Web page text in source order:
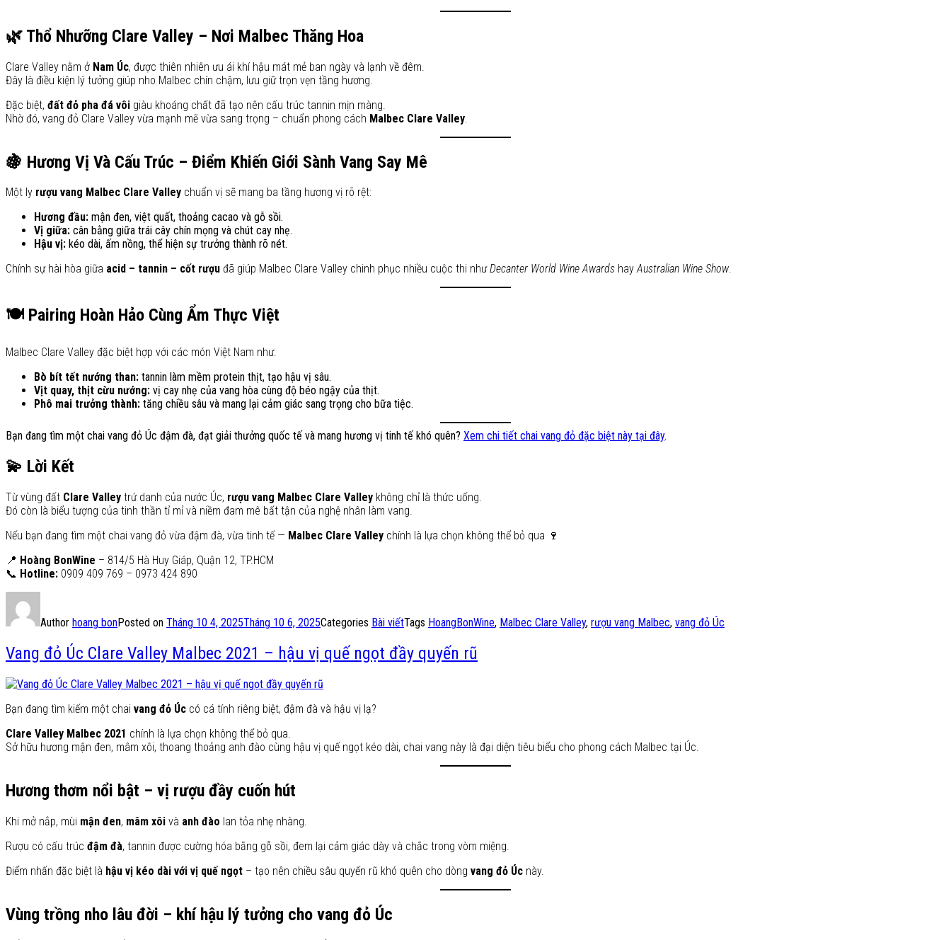
🌿 Thổ Nhưỡng Clare Valley – Nơi Malbec Thăng Hoa
Clare Valley nằm ở Nam Úc, được thiên nhiên ưu ái khí hậu mát mẻ ban ngày và lạnh về đêm.
Đây là điều kiện lý tưởng giúp nho Malbec chín chậm, lưu giữ trọn vẹn tầng hương.
Đặc biệt, đất đỏ pha đá vôi giàu khoáng chất đã tạo nên cấu trúc tannin mịn màng.
Nhờ đó, vang đỏ Clare Valley vừa mạnh mẽ vừa sang trọng – chuẩn phong cách Malbec Clare Valley
🍇 Hương Vị Và Cấu Trúc – Điểm Khiến Giới Sành Vang Say Mê
Một ly rượu vang Malbec Clare Valley chuẩn vị sẽ mang ba tầng hương vị rõ rệt:
Hương đầu: mận đen, việt quất, thoảng cacao và gỗ sồi.
Vị giữa: cân bằng giữa trái cây chín mọng và chút cay nhẹ.
Hậu vị: kéo dài, ấm nồng, thể hiện sự trưởng thành rõ nét.
Chính sự hài hòa giữa acid – tannin – cốt rượu đã giúp Malbec Clare Valley chinh phục nhiều cuộc thi nhưDecanter World Wine Awards hayAustralian Wine Show.
🍽️ Pairing Hoàn Hảo Cùng Ẩm Thực Việt
Malbec Clare Valley đặc biệt hợp với các món Việt Nam như:
Bò bít tết nướng than: tannin làm mềm protein thịt, tạo hậu vị sâu.
Vịt quay, thịt cừu nướng: vị cay nhẹ của vang hòa cùng độ béo ngậy của thịt.
Phô mai trưởng thành: tăng chiều sâu và mang lại cảm giác sang trọng cho bữa tiệc.
Bạn đang tìm một chai vang đỏ Úc đậm đà, đạt giải thưởng quốc tế và mang hương vị tinh tế khó quên? Xem chi tiết chai vang đỏ đặc biệt này tại đây.
💫 Lời Kết
Từ vùng đất Clare Valley trứ danh của nước Úc, rượu vang Malbec Clare Valley không chỉ là thức uống.
Đó còn là biểu tượng của tinh thần tỉ mỉ và niềm đam mê bất tận của nghệ nhân làm vang.
Nếu bạn đang tìm một chai vang đỏ vừa đậm đà, vừa tinh tế — Malbec Clare Valley chính là lựa chọn không thể bỏ qua 🍷
📍 Hoàng BonWine – 814/5 Hà Huy Giáp, Quận 12, TP.HCM
📞 Hotline: 0909 409 769 – 0973 424 890
Author hoang bonPosted on Tháng 10 4, 2025Tháng 10 6, 2025Categories Bài viếtTags HoangBonWine, Malbec Clare Valley, rượu vang Malbec, vang đỏ Úc
Vang đỏ Úc Clare Valley Malbec 2021 – hậu vị quế ngọt đầy quyến rũ
Bạn đang tìm kiếm một chai vang đỏ Úc có cá tính riêng biệt, đậm đà và hậu vị lạ?
Clare Valley Malbec 2021 chính là lựa chọn không thể bỏ qua.
Sở hữu hương mận đen, mâm xôi, thoang thoảng anh đào cùng hậu vị quế ngọt kéo dài, chai vang này là đại diện tiêu biểu cho phong cách Malbec tại Úc.
Hương thơm nổi bật – vị rượu đầy cuốn hút
Khi mở nắp, mùi mận đen, mâm xôi và anh đào lan tỏa nhẹ nhàng.
Rượu có cấu trúc đậm đà, tannin được cường hóa bằng gỗ sồi, đem lại cảm giác dày và chắc trong vòm miệng.
Điểm nhấn đặc biệt là hậu vị kéo dài với vị quế ngọt – tạo nên chiều sâu quyến rũ khó quên cho dòng vang đỏ Úc này.
Vùng trồng nho lâu đời – khí hậu lý tưởng cho vang đỏ Úc